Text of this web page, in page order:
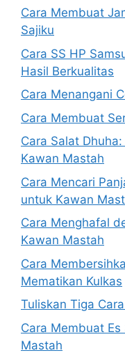
Cara Membuat
Sajiku
Cara SS HP
Hasil Berkualitas
Cara Menangani
Cara Membuat
Cara Salat
Kawan Mastah
Cara Mencari
untuk Kawan
Cara Menghafal
Kawan Mastah
Cara
Mematikan Kulkas
Tuliskan Tiga
Cara Membuat
Mastah